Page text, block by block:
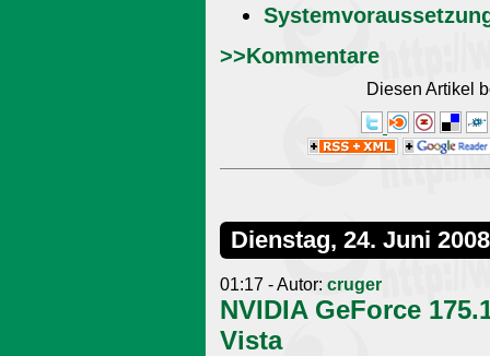
>>Kommentare
Diesen Artikel
Dienstag, 24. Juni 2008
01:17 - Autor: cruger
NVIDIA GeForce
Vista